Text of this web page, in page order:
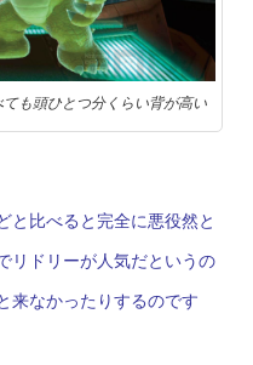
も頭ひとつ分くらい背が高い
比べると完全に悪役然と
リドリーが人気だというの
来なかったりするのです